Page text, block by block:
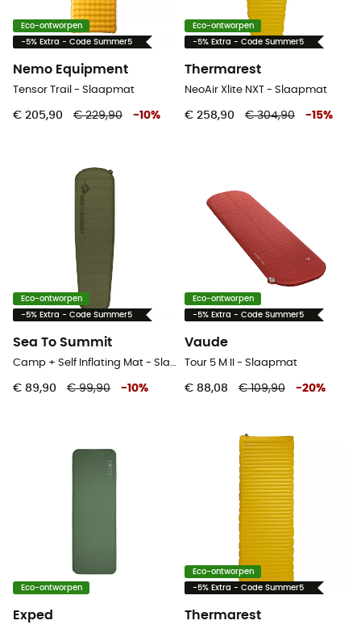
Eco-ontworpen
-5% Extra - Code Summer5
Nemo Equipment
Tensor Trail - Slaapmat
€ 205,90 € 229,90 -10%
Eco-ontworpen
-5% Extra - Code Summer5
Thermarest
NeoAir Xlite NXT - Slaapmat
€ 258,90 € 304,90 -15%
Eco-ontworpen
-5% Extra - Code Summer5
Sea To Summit
€ 89,90 € 99,90 -10%
Eco-ontworpen
-5% Extra - Code Summer5
Vaude
Tour 5 M II - Slaapmat
€ 88,08 € 109,90 -20%
Eco-ontworpen
Exped
Eco-ontworpen
-5% Extra - Code Summer5
Thermarest